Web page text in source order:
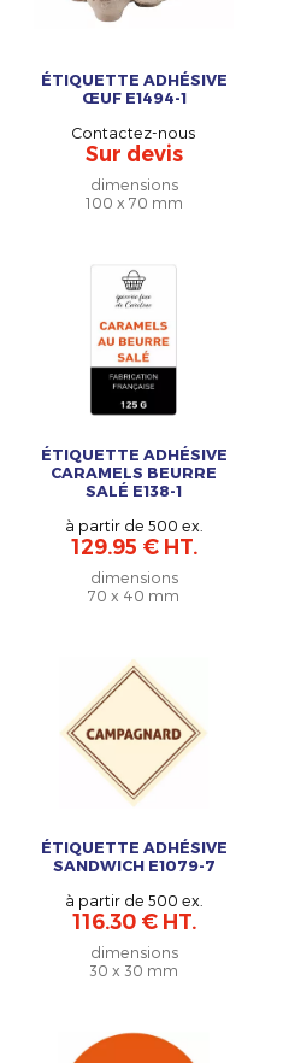
ÉTIQUETTE ADHÉSIVE
ŒUF E1494-1
Contactez-nous
Sur devis
dimensions
100 x 70 mm
ÉTIQUETTE ADHÉSIVE
CARAMELS BEURRE
SALÉ E138-1
à partir de 500 ex.
129.95 € HT.
dimensions
70 x 40 mm
ÉTIQUETTE ADHÉSIVE
SANDWICH E1079-7
à partir de 500 ex.
116.30 € HT.
dimensions
30 x 30 mm